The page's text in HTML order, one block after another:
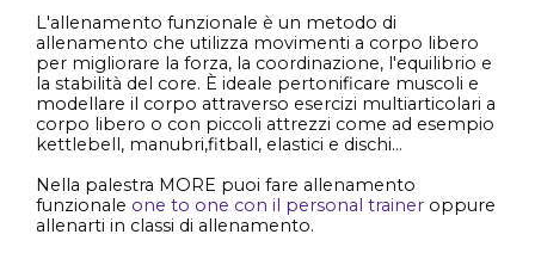
L'allenamento funzionale è un metodo di
allenamento che utilizza movimenti a corpo libero
per migliorare la forza, la coordinazione, l'equilibrio e
la stabilità del core. È ideale pertonificare muscoli e
modellare il corpo attraverso esercizi multiarticolari a
corpo libero o con piccoli attrezzi come ad esempio
kettlebell, manubri,fitball, elastici e dischi...
Nella palestra MORE puoi fare allenamento
funzionale one to one con il personal trainer oppure
allenarti in classi di allenamento.